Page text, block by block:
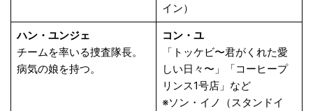
イン）
ハン・ユンジェ
チームを率いる捜査隊長。
病気の娘を持つ。
コン・ユ
「トッケビ〜君がくれた愛
しい日々〜」「コーヒープ
リンス1号店」など
※ソン・イノ（スタンドイ